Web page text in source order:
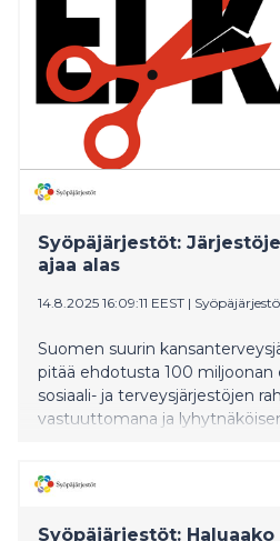
Syöpäjärjestöt:
ajaa alas
14.8.2025 16:09:11 EEST |
Suomen suurin
pitää ehdotusta 100 miljoonan
sosiaali- ja terveysjärjestöjen
vastuuttomana ja
Syöpäjärjestöt: